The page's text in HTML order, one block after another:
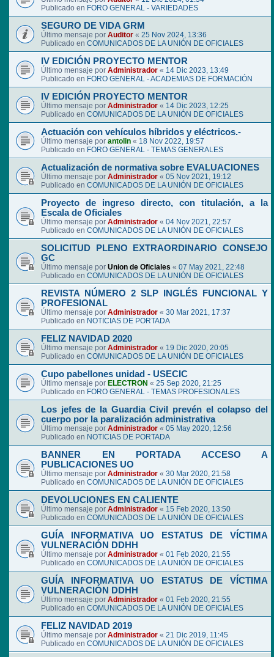
Publicado en FORO GENERAL - VARIEDADES
SEGURO DE VIDA GRM
Último mensaje por Auditor « 25 Nov 2024, 13:36
Publicado en COMUNICADOS DE LA UNIÓN DE OFICIALES
IV EDICIÓN PROYECTO MENTOR
Último mensaje por Administrador « 14 Dic 2023, 13:49
Publicado en FORO GENERAL - ACADEMIAS DE FORMACIÓN
IV EDICIÓN PROYECTO MENTOR
Último mensaje por Administrador « 14 Dic 2023, 12:25
Publicado en COMUNICADOS DE LA UNIÓN DE OFICIALES
Actuación con vehículos híbridos y eléctricos.-
Último mensaje por antolin « 18 Nov 2022, 19:57
Publicado en FORO GENERAL - TEMAS GENERALES
Actualización de normativa sobre EVALUACIONES
Último mensaje por Administrador « 05 Nov 2021, 19:12
Publicado en COMUNICADOS DE LA UNIÓN DE OFICIALES
Proyecto de ingreso directo, con titulación, a la
Escala de Oficiales
Último mensaje por Administrador « 04 Nov 2021, 22:57
Publicado en COMUNICADOS DE LA UNIÓN DE OFICIALES
SOLICITUD PLENO EXTRAORDINARIO CONSEJO
GC
Último mensaje por Union de Oficiales « 07 May 2021, 22:48
Publicado en COMUNICADOS DE LA UNIÓN DE OFICIALES
REVISTA NÚMERO 2 SLP INGLÉS FUNCIONAL Y
PROFESIONAL
Último mensaje por Administrador « 30 Mar 2021, 17:37
Publicado en NOTICIAS DE PORTADA
FELIZ NAVIDAD 2020
Último mensaje por Administrador « 19 Dic 2020, 20:05
Publicado en COMUNICADOS DE LA UNIÓN DE OFICIALES
Cupo pabellones unidad - USECIC
Último mensaje por ELECTRON « 25 Sep 2020, 21:25
Publicado en FORO GENERAL - TEMAS PROFESIONALES
Los jefes de la Guardia Civil prevén el colapso del
cuerpo por la paralización administrativa
Último mensaje por Administrador « 05 May 2020, 12:56
Publicado en NOTICIAS DE PORTADA
BANNER EN PORTADA ACCESO A
PUBLICACIONES UO
Último mensaje por Administrador « 30 Mar 2020, 21:58
Publicado en COMUNICADOS DE LA UNIÓN DE OFICIALES
DEVOLUCIONES EN CALIENTE
Último mensaje por Administrador « 15 Feb 2020, 13:50
Publicado en COMUNICADOS DE LA UNIÓN DE OFICIALES
GUÍA INFORMATIVA UO ESTATUS DE VÍCTIMA
VULNERACIÓN DDHH
Último mensaje por Administrador « 01 Feb 2020, 21:55
Publicado en COMUNICADOS DE LA UNIÓN DE OFICIALES
GUÍA INFORMATIVA UO ESTATUS DE VÍCTIMA
VULNERACIÓN DDHH
Último mensaje por Administrador « 01 Feb 2020, 21:55
Publicado en COMUNICADOS DE LA UNIÓN DE OFICIALES
FELIZ NAVIDAD 2019
Último mensaje por Administrador « 21 Dic 2019, 11:45
Publicado en COMUNICADOS DE LA UNIÓN DE OFICIALES